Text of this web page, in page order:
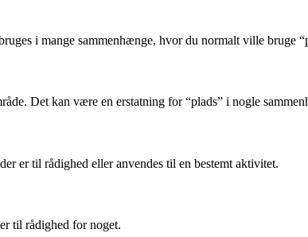
i mange sammenhænge, hvor du normalt ville bruge
Det kan være en erstatning for “plads” i nogle
er til rådighed eller anvendes til en bestemt aktivitet.
til rådighed for noget.